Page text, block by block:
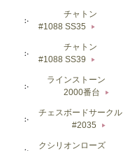
チャトン
#1088 SS35
▶
チャトン
#1088 SS39
▶
ラインストーン
2000番台
▶
チェスボードサークル
#2035
▶
クシリオンローズ